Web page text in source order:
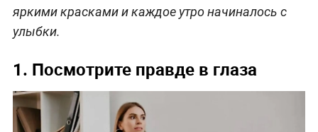
яркими красками и каждое утро начиналось с
улыбки.
1. Посмотрите правде в глаза